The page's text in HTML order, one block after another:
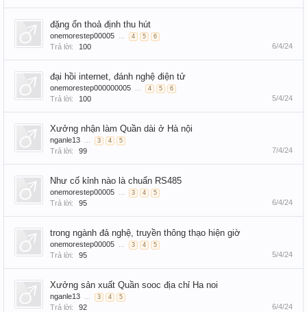
đặng ổn thoả định thu hút
onemorestep00005 ... 4 5 6
Trả lời: 100 6/4/24
đại hồi internet, đánh nghệ điện tử
onemorestep000000005 ... 4 5 6
Trả lời: 100 5/4/24
Xưởng nhận làm Quần dài ở Hà nội
nganle13 ... 3 4 5
Trả lời: 99 7/4/24
Như cố kỉnh nào là chuẩn RS485
onemorestep00005 ... 3 4 5
Trả lời: 95 6/4/24
trong ngành đả nghệ, truyền thông thạo hiện giờ
onemorestep00005 ... 3 4 5
Trả lời: 95 5/4/24
Xưởng sản xuất Quần sooc địa chỉ Ha noi
nganle13 ... 3 4 5
Trả lời: 92 6/4/24